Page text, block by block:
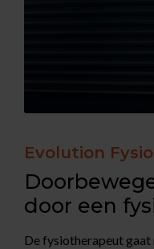
Evolution
door een
De fysiotherapeut